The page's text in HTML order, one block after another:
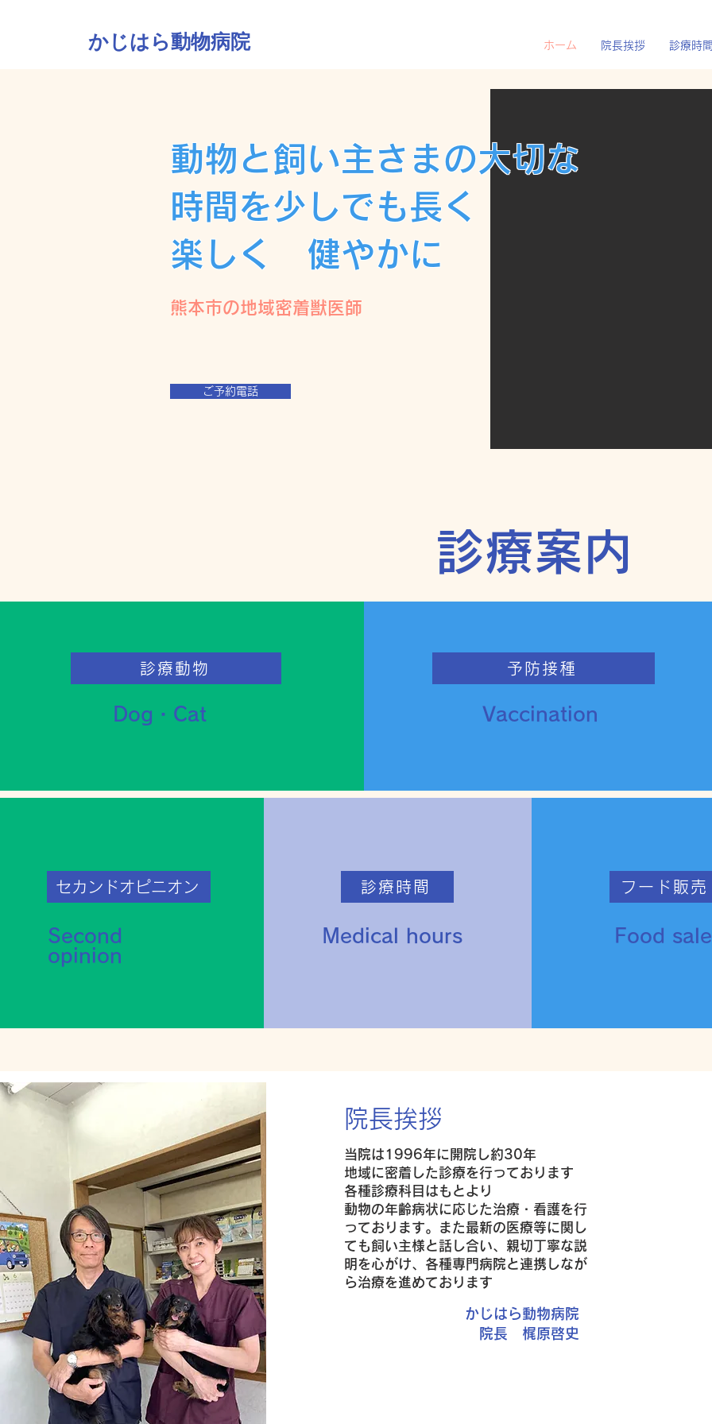
かじはら動物病院 ホーム 院長挨拶 診療時
ご予約電話
動物と飼い主さまの大切な
時間を少しでも長く
楽しく 健やかに
熊本市の地域密着獣医師
診療案内
診療動物
Dog・Cat
予防接種
Vaccination
セカンドオピニオン
Second
opinion
診療時間
Medical hours
フード販売
Food
院長挨拶
当院は1996年に開院し約30年
地域に密着した診療を行っております
各種診療科目はもとより
動物の年齢病状に応じた治療・看護を行
っております。
また最新の医療等に関し
ても飼い主様と話し合い、親切丁寧な説
明を心がけ、各種専門病院と連携しなが
ら治療を進めております
かじはら動物病院
院長 梶原啓史